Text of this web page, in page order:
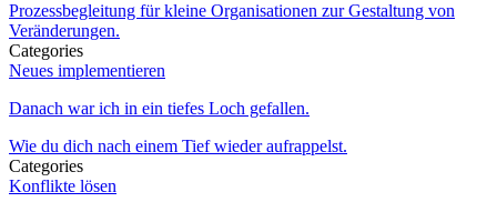
Prozessbegleitung für kleine Organisationen zur Gestaltung von
Veränderungen.
Categories
Neues implementieren
Danach war ich in ein tiefes Loch gefallen.
Wie du dich nach einem Tief wieder aufrappelst.
Categories
Konflikte lösen